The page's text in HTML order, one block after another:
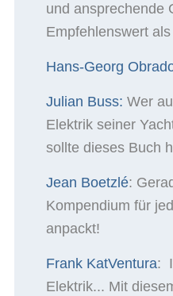
und ansprechende
Empfehlenswert
Hans-Georg
Julian Buss: Wer
Elektrik seiner
sollte dieses Buch
Jean Boetzlé‎:
Kompendium für
anpackt!
Frank KatVentura:
Elektrik... Mit